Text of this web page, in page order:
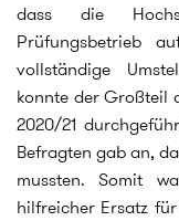
dass die
Prüfungsbetrieb
vollständige
konnte der Großteil
2020/21
Befragten gab an,
mussten. Somit
hilfreicher Ersatz